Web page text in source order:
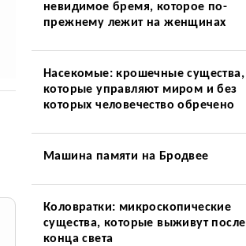
невидимое бремя, которое по-
прежнему лежит на женщинах
Насекомые: крошечные существа,
которые управляют миром и без
которых человечество обречено
Машина памяти на Бродвее
Коловратки: микроскопические
существа, которые выживут после
конца света